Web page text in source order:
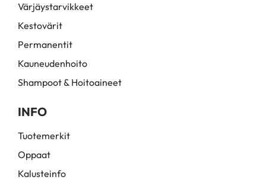
Värjäystarvikkeet
Kestovärit
Permanentit
Kauneudenhoito
Shampoot & Hoitoaineet
INFO
Tuotemerkit
Oppaat
Kalusteinfo